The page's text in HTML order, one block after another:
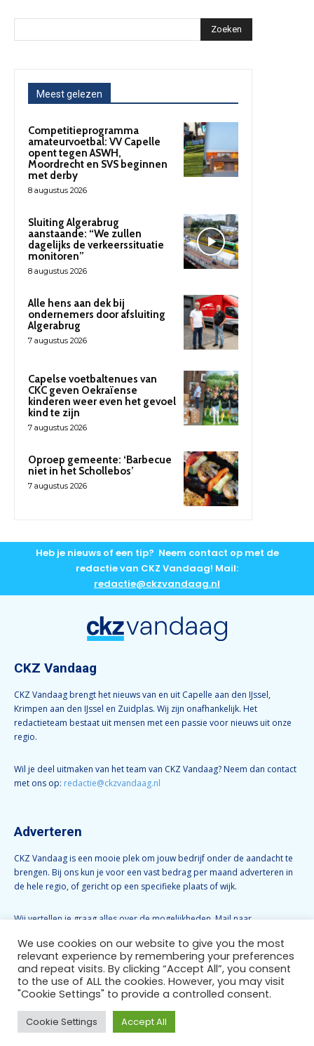
Zoeken
Meest gelezen
Competitieprogramma
amateurvoetbal: VV Capelle
opent tegen ASWH,
Moordrecht en SVS beginnen
met derby
8 augustus 2026
Sluiting Algerabrug
aanstaande: “We zullen
dagelijks de verkeerssituatie
monitoren”
8 augustus 2026
Alle hens aan dek bij
ondernemers door afsluiting
Algerabrug
7 augustus 2026
Capelse voetbaltenues van
CKC geven Oekraïense
kinderen weer even het gevoel
kind te zijn
7 augustus 2026
Oproep gemeente: ‘Barbecue
niet in het Schollebos’
7 augustus 2026
Heb je nieuws of een tip? Neem contact op met de
redactie van CKZ Vandaag! Mail:
redactie@ckzvandaag.nl
CKZ Vandaag
CKZ Vandaag brengt het nieuws van en uit Capelle aan den IJssel,
Krimpen aan den IJssel en Zuidplas. Wij zijn onafhankelijk. Het
redactieteam bestaat uit mensen met een passie voor nieuws uit onze
regio.
Wil je deel uitmaken van het team van CKZ Vandaag? Neem dan contact
met ons op: redactie@ckzvandaag.nl
Adverteren
CKZ Vandaag is een mooie plek om jouw bedrijf onder de aandacht te
brengen. Bij ons kun je voor een vast bedrag per maand adverteren in
de hele regio, of gericht op een specifieke plaats of wijk.
Wij vertellen je graag alles over de mogelijkheden. Mail naar
Volg CKZ Vandaag
We use cookies on our website to give you the most
relevant experience by remembering your preferences
and repeat visits. By clicking “Accept All”, you consent
to the use of ALL the cookies. However, you may visit
"Cookie Settings" to provide a controlled consent.
Cookie Settings Accept All